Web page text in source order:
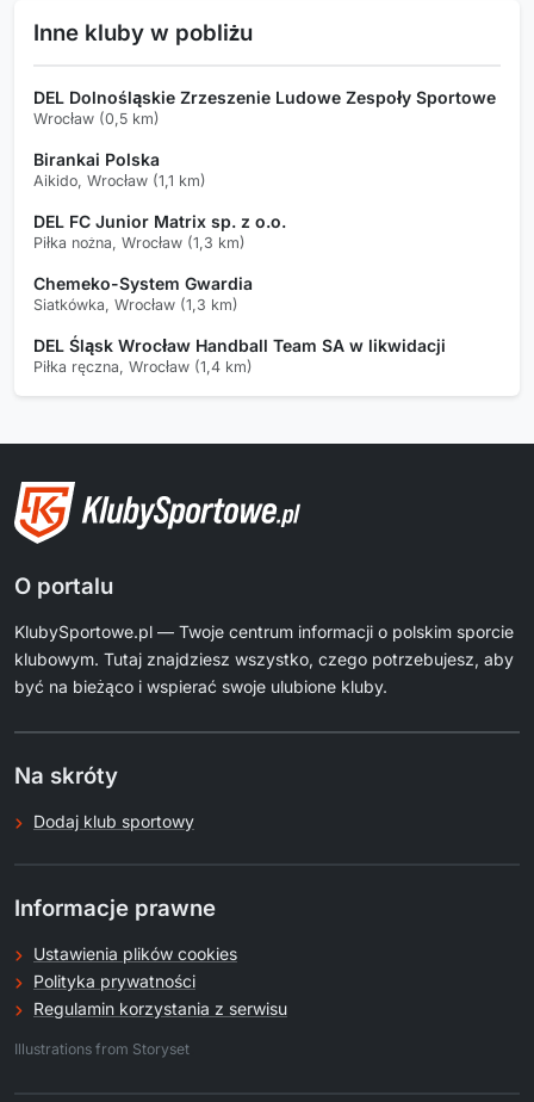
Inne kluby w pobliżu
DEL Dolnośląskie Zrzeszenie Ludowe Zespoły Sportowe
Wrocław (0,5 km)
Birankai Polska
Aikido, Wrocław (1,1 km)
DEL FC Junior Matrix sp. z o.o.
Piłka nożna, Wrocław (1,3 km)
Chemeko-System Gwardia
Siatkówka, Wrocław (1,3 km)
DEL Śląsk Wrocław Handball Team SA w likwidacji
Piłka ręczna, Wrocław (1,4 km)
O portalu
KlubySportowe.pl — Twoje centrum informacji o polskim sporcie
klubowym. Tutaj znajdziesz wszystko, czego potrzebujesz, aby
być na bieżąco i wspierać swoje ulubione kluby.
Na skróty
Dodaj klub sportowy
Informacje prawne
Ustawienia plików cookies
Polityka prywatności
Regulamin korzystania z serwisu
Illustrations from Storyset